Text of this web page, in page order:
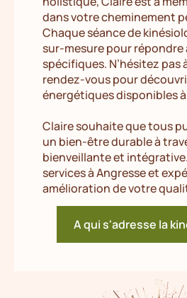
dans votre cheminement
Chaque séance de
sur-mesure pour répondre
spécifiques. N’hésitez pas
rendez-vous pour
énergétiques disponibles
Claire souhaite que tous
un bien-être durable à
bienveillante et
services à Angresse et
amélioration de votre
A qui s'adresse la